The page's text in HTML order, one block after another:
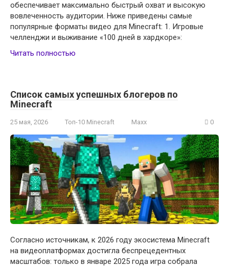
обеспечивает максимально быстрый охват и высокую
вовлеченность аудитории. Ниже приведены самые
популярные форматы видео для Minecraft: 1. Игровые
челленджи и выживание «100 дней в хардкоре»:
Читать полностью
Список самых успешных блогеров по
Minecraft
25 мая, 2026 Топ-10 Minecraft Maxx 0
Согласно источникам, к 2026 году экосистема Minecraft
на видеоплатформах достигла беспрецедентных
масштабов: только в январе 2025 года игра собрала